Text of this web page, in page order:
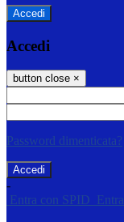
Accedi
Accedi
button close ×
Password dimenticata?
-
Entra con SPID